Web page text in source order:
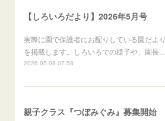
【しろいろだより】2026年5月号
実際に園で保護者にお配りしている園だより
を掲載します。しろいろでの様子や、園長…
2026.05.08 07:58
親子クラス『つぼみぐみ』募集開始